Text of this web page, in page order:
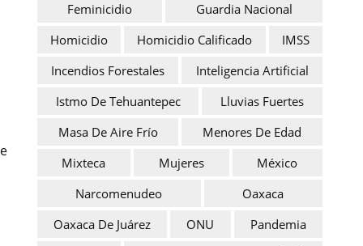
Feminicidio
Guardia Nacional
Homicidio
Homicidio Calificado
IMSS
Incendios Forestales
Inteligencia Artificial
Istmo De Tehuantepec
Lluvias Fuertes
Masa De Aire Frío
Menores De Edad
Mixteca
Mujeres
México
Narcomenudeo
Oaxaca
Oaxaca De Juárez
ONU
Pandemia